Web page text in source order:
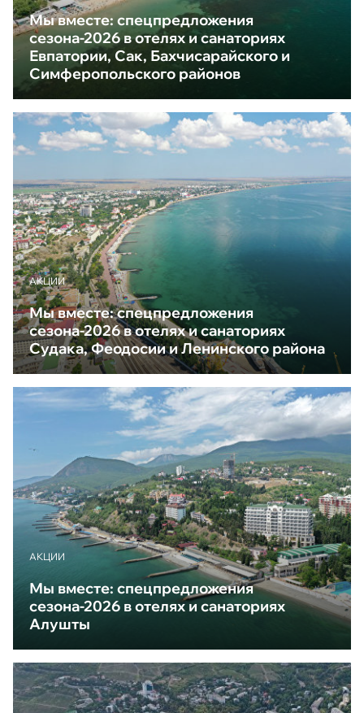
Мы вместе: спецпредложения
сезона-2026 в отелях и санаториях
Евпатории, Сак, Бахчисарайского и
Симферопольского районов
АКЦИИ
Мы вместе: спецпредложения
сезона-2026 в отелях и санаториях
Судака, Феодосии и Ленинского района
АКЦИИ
Мы вместе: спецпредложения
сезона-2026 в отелях и санаториях
Алушты